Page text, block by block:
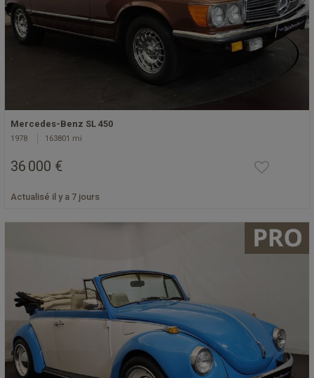
Mercedes-Benz SL 450
1978 163801 mi
36 000 €
Actualisé il y a 7 jours